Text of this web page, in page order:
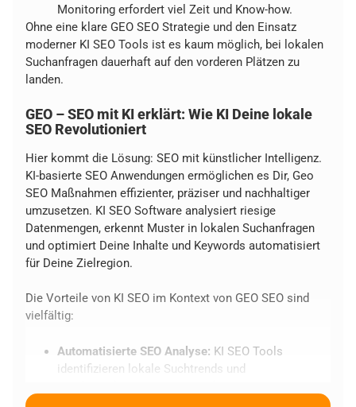
Monitoring erfordert viel Zeit und Know-how.
Ohne eine klare GEO SEO Strategie und den Einsatz
moderner KI SEO Tools ist es kaum möglich, bei lokalen
Suchanfragen dauerhaft auf den vorderen Plätzen zu
landen.
GEO – SEO mit KI erklärt: Wie KI Deine lokale
SEO Revolutioniert
Hier kommt die Lösung: SEO mit künstlicher Intelligenz.
KI-basierte SEO Anwendungen ermöglichen es Dir, Geo
SEO Maßnahmen effizienter, präziser und nachhaltiger
umzusetzen. KI SEO Software analysiert riesige
Datenmengen, erkennt Muster in lokalen Suchanfragen
und optimiert Deine Inhalte und Keywords automatisiert
für Deine Zielregion.
Die Vorteile von KI SEO im Kontext von GEO SEO sind
vielfältig:
Automatisierte SEO Analyse: KI SEO Tools
identifizieren lokale Suchtrends und